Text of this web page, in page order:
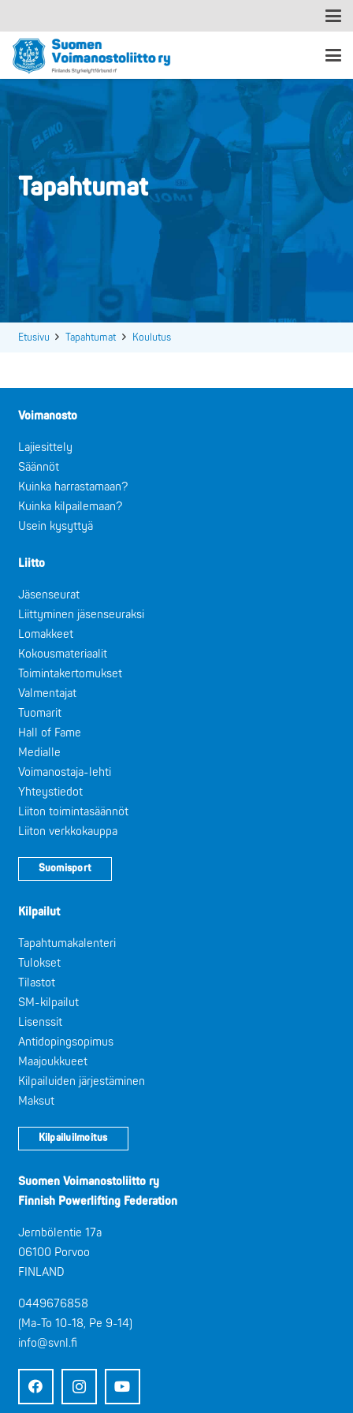
Tapahtumat
Etusivu Tapahtumat Koulutus
Voimanosto
Lajiesittely
Säännöt
Kuinka harrastamaan?
Kuinka kilpailemaan?
Usein kysyttyä
Liitto
Jäsenseurat
Liittyminen jäsenseuraksi
Lomakkeet
Kokousmateriaalit
Toimintakertomukset
Valmentajat
Tuomarit
Hall of Fame
Medialle
Voimanostaja-lehti
Yhteystiedot
Liiton toimintasäännöt
Liiton verkkokauppa
Suomisport
Kilpailut
Tapahtumakalenteri
Tulokset
Tilastot
SM-kilpailut
Lisenssit
Antidopingsopimus
Maajoukkueet
Kilpailuiden järjestäminen
Maksut
Kilpailuilmoitus
Suomen Voimanostoliitto ry
Finnish Powerlifting Federation
Jernbölentie 17a
06100 Porvoo
FINLAND
0449676858
(Ma-To 10-18, Pe 9-14)
info@svnl.fi